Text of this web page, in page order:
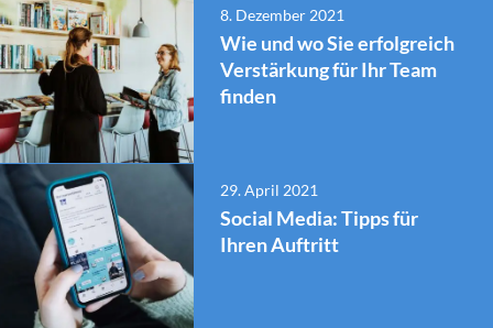
8. Dezember 2021
Wie und wo Sie erfolgreich
Verstärkung für Ihr Team
finden
29. April 2021
Social Media: Tipps für
Ihren Auftritt